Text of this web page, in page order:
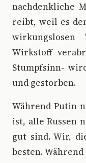
nachdenkliche
reibt, weil es
wirkungslosen
Wirkstoff
Stumpfsinn-
und gestorben.
Während Putin
ist, alle Russen
gut sind. Wir,
besten.